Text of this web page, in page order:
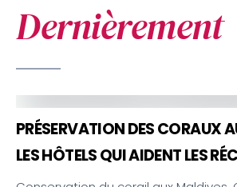
Dernièrement
PRÉSERVATION DES CORAUX
LES HÔTELS QUI AIDENT LES